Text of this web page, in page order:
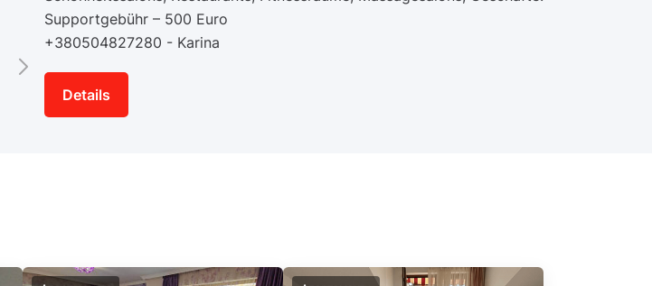
Supportgebühr – 500 Euro
+380504827280 - Karina
Details